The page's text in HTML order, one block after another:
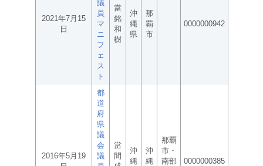
2021年7月15
日
議
員
マ
ニ
フ
ェ
ス
ト
當
銘
和
樹
沖
縄
県
那
覇
市
0000000942
2016年5月19
都
道
府
県
議
会
議
當
間
沖
縄
沖
縄
那覇
市・
南部
0000000385